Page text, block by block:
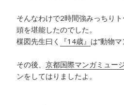
そんなわけで2時間強みっちり
頭を堪能したのでした。
楳図先生曰く
『14歳』 は”動物マ
その後、京都国際マンガミュー
ンをしてはりましたよ。